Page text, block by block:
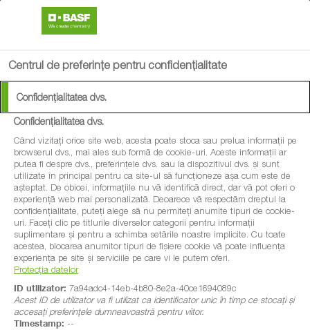
Centrul de preferințe pentru confidențialitate
Confidențialitatea dvs.
Confidențialitatea dvs.
Când vizitați orice site web, acesta poate stoca sau prelua informații pe
browserul dvs., mai ales sub formă de cookie-uri. Aceste informații ar
putea fi despre dvs., preferințele dvs. sau la dispozitivul dvs. și sunt
utilizate în principal pentru ca site-ul să funcționeze așa cum este de
așteptat. De obicei, informațiile nu vă identifică direct, dar vă pot oferi o
experiență web mai personalizată. Deoarece vă respectăm dreptul la
confidențialitate, puteți alege să nu permiteți anumite tipuri de cookie-
uri. Faceți clic pe titlurile diverselor categorii pentru informații
suplimentare și pentru a schimba setările noastre implicite. Cu toate
acestea, blocarea anumitor tipuri de fișiere cookie vă poate influența
experiența pe site și serviciile pe care vi le putem oferi.
Protecția datelor
ID utilizator: 7a94adc4-14eb-4b80-8e2a-40ce1694089c
Acest ID de utilizator va fi utilizat ca identificator unic în timp ce stocați și
accesați preferințele dumneavoastră pentru viitor.
Timestamp: --